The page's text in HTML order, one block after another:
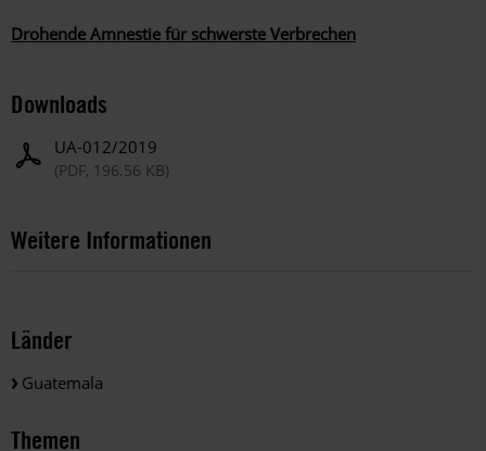
Drohende Amnestie für schwerste Verbrechen
Downloads
UA-012/2019
(PDF, 196.56 KB)
Weitere Informationen
Länder
Guatemala
Themen